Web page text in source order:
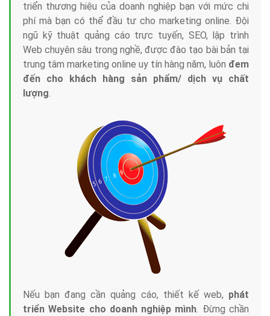
triển thương hiệu của doanh nghiệp bạn với mức chi
phí mà bạn có thể đầu tư cho marketing online. Đội
ngũ kỹ thuật quảng cáo trực tuyến, SEO, lập trình
Web chuyên sâu trong nghề, được đào tạo bài bản tại
trung tâm marketing online uy tín hàng năm, luôn đem
đến cho khách hàng sản phẩm/ dịch vụ chất
lượng.
Nếu bạn đang cần quảng cáo, thiết kế web, phát
triển Website cho doanh nghiệp mình. Đừng chần